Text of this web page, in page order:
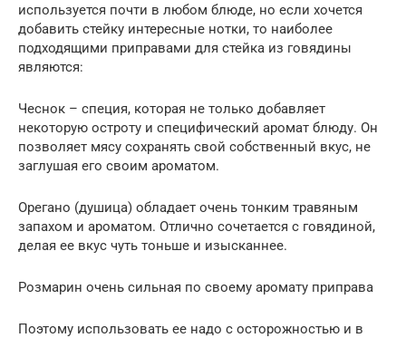
используется почти в любом блюде, но если хочется
добавить стейку интересные нотки, то наиболее
подходящими приправами для стейка из говядины
являются:
Чеснок – специя, которая не только добавляет
некоторую остроту и специфический аромат блюду. Он
позволяет мясу сохранять свой собственный вкус, не
заглушая его своим ароматом.
Орегано (душица) обладает очень тонким травяным
запахом и ароматом. Отлично сочетается с говядиной,
делая ее вкус чуть тоньше и изысканнее.
Розмарин очень сильная по своему аромату приправа
Поэтому использовать ее надо с осторожностью и в